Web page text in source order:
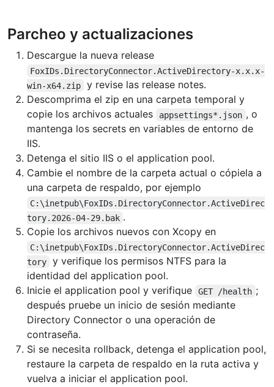
Parcheo y actualizaciones
Descargue la nueva release
FoxIDs.DirectoryConnector.ActiveDirectory-x.x.x-
win-x64.zip
y revise las release notes.
Descomprima el zip en una carpeta temporal y
copie los archivos actuales
appsettings*.json , o
mantenga los secrets en variables de entorno de
IIS.
Detenga el sitio IIS o el application pool.
Cambie el nombre de la carpeta actual o cópiela a
una carpeta de respaldo, por ejemplo
C:\inetpub\FoxIDs.DirectoryConnector.ActiveDirec
tory.2026-04-29.bak .
Copie los archivos nuevos con Xcopy en
C:\inetpub\FoxIDs.DirectoryConnector.ActiveDirec
tory
y verifique los permisos NTFS para la
identidad del application pool.
Inicie el application pool y verifique
GET /health ;
después pruebe un inicio de sesión mediante
Directory Connector o una operación de
contraseña.
Si se necesita rollback, detenga el application pool,
restaure la carpeta de respaldo en la ruta activa y
vuelva a iniciar el application pool.